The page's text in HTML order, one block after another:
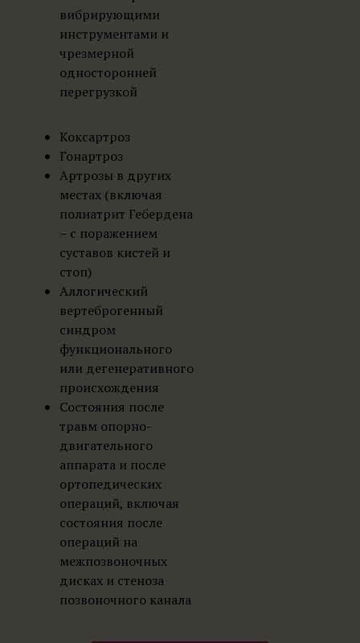
вибрирующими
инструментами и
чрезмерной
односторонней
перегрузкой
Коксартроз
Гонартроз
Артрозы в других
местах (включая
полиатрит Гебердена
– с поражением
суставов кистей и
стоп)
Аллогический
вертеброгенный
синдром
функционального
или дегенеративного
происхождения
Состояния после
травм опорно-
двигательного
аппарата и после
ортопедических
операций, включая
состояния после
операций на
межпозвоночных
дисках и стеноза
позвоночного канала